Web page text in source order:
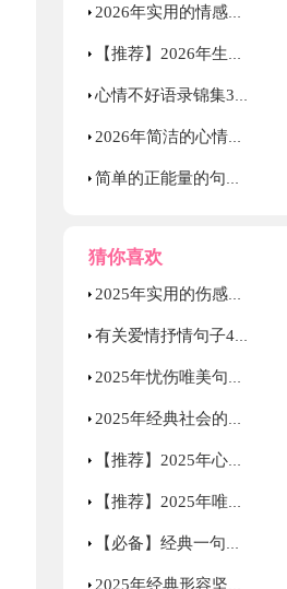
2026年实用的情感的微语录大集合75条
【推荐】2026年生活励志语录大合集85条
心情不好语录锦集39句
2026年简洁的心情不好语录锦集54句
简单的正能量的句子集合69条
猜你喜欢
2025年实用的伤感唯美句子锦集66条
有关爱情抒情句子46条
2025年忧伤唯美句子集合40句
2025年经典社会的语录集合90句
【推荐】2025年心情语录微博集合46条
【推荐】2025年唯美古风句子摘录85条
【必备】经典一句话的语录合集55句
2025年经典形容坚强的句子汇总71条